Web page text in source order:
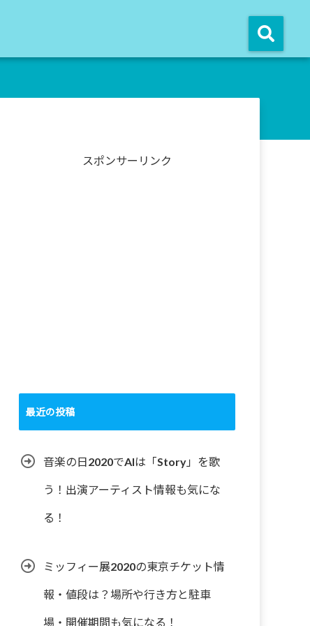
スポンサーリンク
最近の投稿
音楽の日2020でAIは「Story」を歌
う！出演アーティスト情報も気にな
る！
ミッフィー展2020の東京チケット情
報・値段は？場所や行き方と駐車
場・開催期間も気になる！